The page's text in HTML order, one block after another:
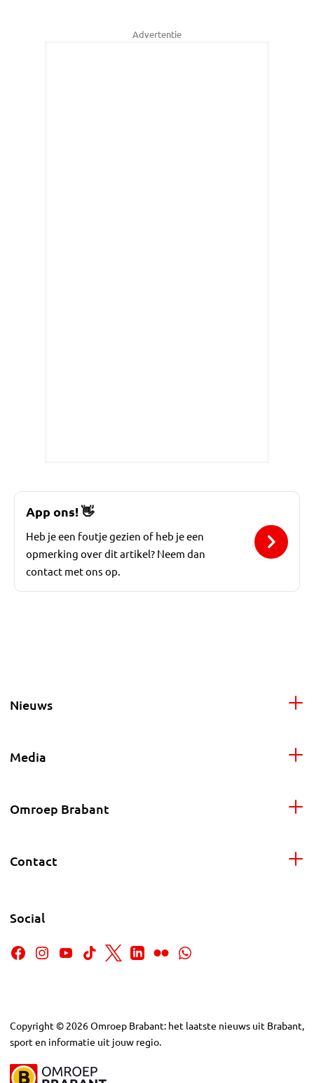
Advertentie
App ons!👋
Heb je een foutje gezien of heb je een
opmerking over dit artikel? Neem dan
contact met ons op.
Nieuws
Media
Omroep Brabant
Contact
Social
Copyright © 2026Omroep Brabant: het laatste nieuws uit Brabant,
sport en informatie uit jouw regio.